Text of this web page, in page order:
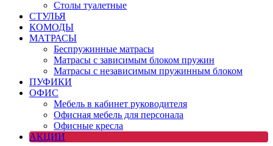
Столы туалетные
СТУЛЬЯ
КОМОДЫ
МАТРАСЫ
Беспружинные матрасы
Матрасы с зависимым блоком пружин
Матрасы с независимым пружинным блоком
ПУФИКИ
ОФИС
Мебель в кабинет руководителя
Офисная мебель для персонала
Офисные кресла
АКЦИИ